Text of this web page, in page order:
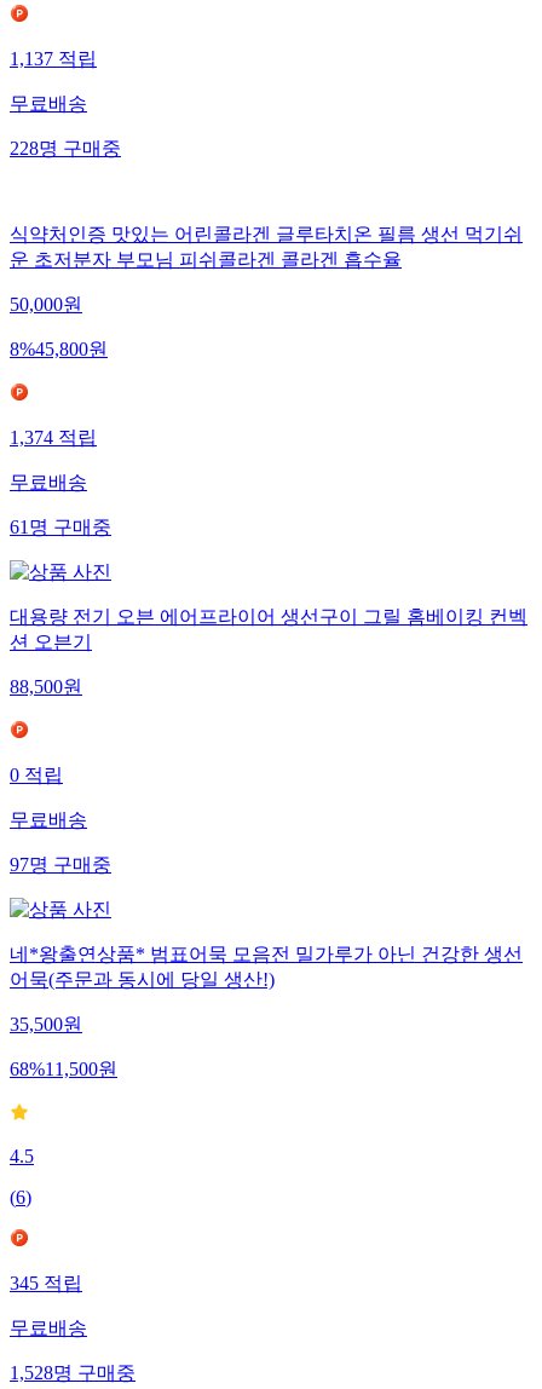
1,137적립
무료배송
228명구매중
식약처인증 맛있는 어린콜라겐 글루타치온 필름 생선 먹기쉬
운 초저분자 부모님 피쉬콜라겐 콜라겐 흡수율
50,000원
8%45,800원
1,374적립
무료배송
61명구매중
대용량 전기 오븐 에어프라이어 생선구이 그릴 홈베이킹 컨벡
션 오븐기
88,500원
0적립
무료배송
97명구매중
네*왕출연상품* 범표어묵 모음전 밀가루가 아닌 건강한 생선
어묵(주문과 동시에 당일 생산!)
35,500원
68%11,500원
4.5
(6)
345적립
무료배송
1,528명구매중